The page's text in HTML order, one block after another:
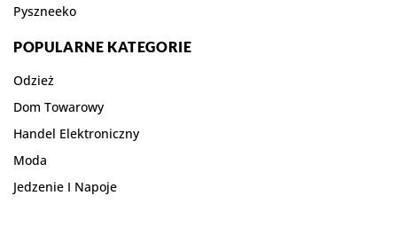
Pyszneeko
POPULARNE KATEGORIE
Odzież
Dom Towarowy
Handel Elektroniczny
Moda
Jedzenie I Napoje